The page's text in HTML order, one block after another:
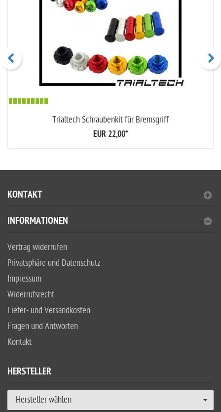
Trialtech Schraubenkit für Bremsgriff
EUR 22,00*
KONTAKT
INFORMATIONEN
Vertrag widerrufen
Privatsphäre und Datenschutz
Impressum
Widerrufsrecht
Liefer- und Versandkosten
Fragen und Antworten
Kontakt
HERSTELLER
Hersteller wählen